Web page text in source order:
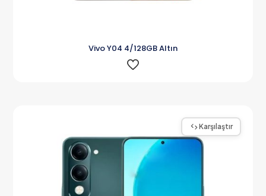
Vivo Y04 4/128GB Altın
Karşılaştır